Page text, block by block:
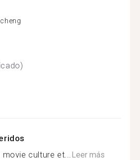
culture et... Leer más